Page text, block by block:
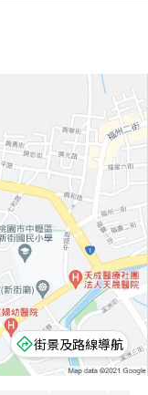
街景及路線導航